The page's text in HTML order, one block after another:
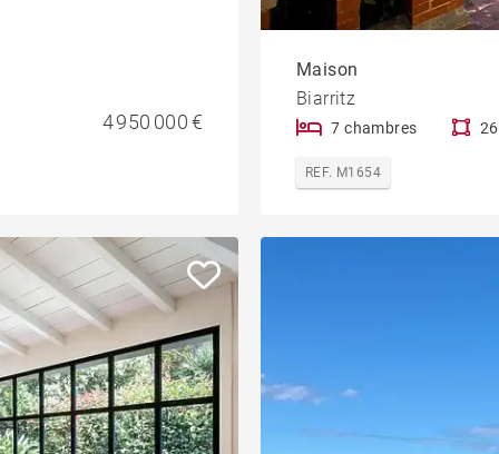
4 950 000 €
Maison
Biarritz
7 chambres
REF. M1654